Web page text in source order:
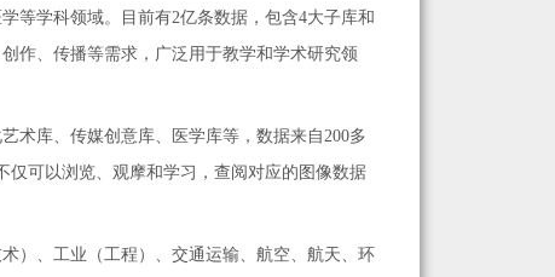
等学科领域。目前有2亿条数据，包含4大子库和
作、传播等需求，广泛用于教学和学术研究领
术库、传媒创意库、医学库等，数据来自200多
仅可以浏览、观摩和学习，查阅对应的图像数据
）、工业（工程）、交通运输、航空、航天、环